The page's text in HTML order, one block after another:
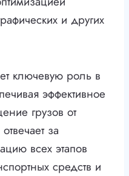
и других
ключевую роль в
эффективное
грузов от
за
всех этапов
средств и